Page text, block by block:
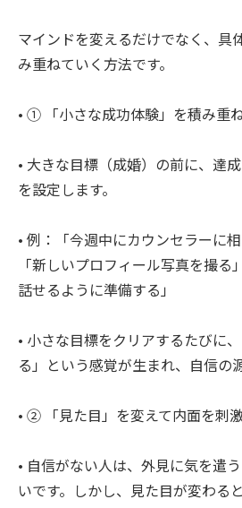
マインドを変えるだけでなく、具
み重ねていく方法です。
• ① 「小さな成功体験」を積み重
• 大きな目標（成婚）の前に、達
を設定します。
• 例：「今週中にカウンセラーに
「新しいプロフィール写真を撮
話せるように準備する」
• 小さな目標をクリアするたびに
る」という感覚が生まれ、自信の
• ② 「見た目」を変えて内面を刺
• 自信がない人は、外見に気を遣
いです。しかし、見た目が変わる